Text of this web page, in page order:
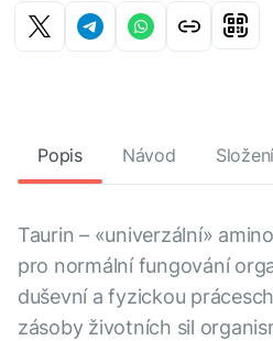
Popis Návod Složení
Taurin – «univerzální»
pro normální fungování
duševní a fyzickou
zásoby životních sil